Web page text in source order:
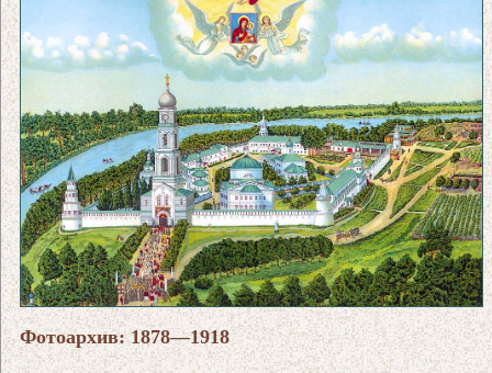
Фотоархив: 1878—1918